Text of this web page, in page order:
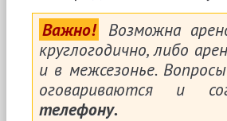
Важно!
Возможна
круглогодично, либо
и в межсезонье.
оговариваются и
телефону.